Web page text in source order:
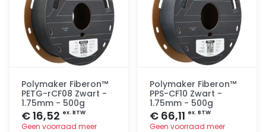
Polymaker Fiberon™
PETG-rCF08 Zwart -
1.75mm - 500g
€ 16,52 ex. BTW
Geen voorraad meer
Polymaker Fiberon™
PPS-CF10 Zwart -
1.75mm - 500g
€ 66,11 ex. BTW
Geen voorraad meer